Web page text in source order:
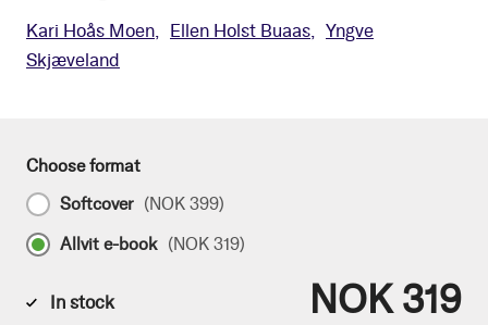
Kari Hoås Moen Ellen Holst Buaas
Yngve
Skjæveland
Choose format
Softcover (NOK 399)
Allvit e-book (NOK 319)
In stock NOK 319